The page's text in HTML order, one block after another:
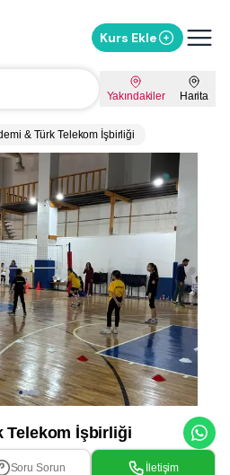
Kurs Ekle
Yakındakiler Harita
& Türk Telekom İşbirliği
ile Mesaj Gönder
İndirimi Sor
Telekom İşbirliği
Soru Sorun İletişim